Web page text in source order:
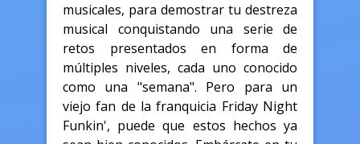
musicales, para demostrar tu destreza
musical conquistando una serie de
retos presentados en forma de
múltiples niveles, cada uno conocido
como una "semana". Pero para un
viejo fan de la franquicia Friday Night
Funkin', puede que estos hechos ya